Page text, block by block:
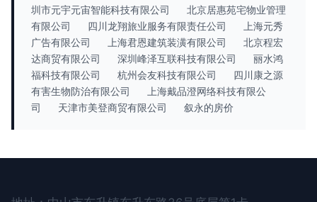
圳市元宇元宙智能科技有限公司
北京居惠苑宅物业管理
有限公司
四川龙翔旅业服务有限责任公司
上海元秀
广告有限公司
上海君恩建筑装潢有限公司
北京程宏
达商贸有限公司
深圳峰泽互联科技有限公司
丽水鸿
福科技有限公司
杭州会友科技有限公司
四川康之源
有害生物防治有限公司
上海戴品澄网络科技有限公
司
天津市美登商贸有限公司 叙永的房价